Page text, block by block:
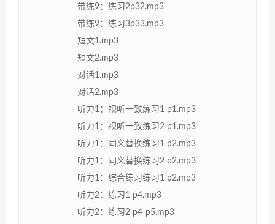
带练9：练习2p32.mp3
带练9：练习3p33.mp3
短文1.mp3
短文2.mp3
对话1.mp3
对话2.mp3
听力1：视听一致练习1 p1.mp3
听力1：视听一致练习2 p1.mp3
听力1：同义替换练习1 p2.mp3
听力1：同义替换练习2 p2.mp3
听力1：综合练习练习1 p2.mp3
听力2：练习1 p4.mp3
听力2：练习2 p4-p5.mp3